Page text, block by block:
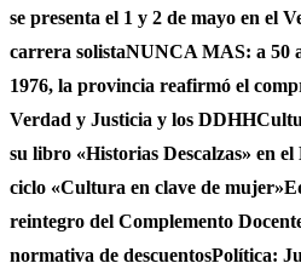
se presenta el 1 y 2 de mayo en el
carrera solistaNUNCA MAS: a 50
1976, la provincia reafirmó el
Verdad y Justicia y los DDHH
su libro «Historias Descalzas» en
ciclo «Cultura en clave de mujer»
reintegro del Complemento
normativa de descuentosPolítica: